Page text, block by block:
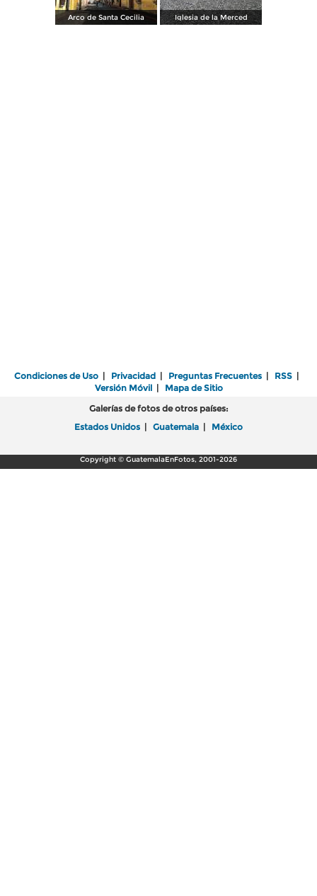
Arco de Santa Cecilia Iglesia de la Merced
Condiciones de Uso | Privacidad | Preguntas Frecuentes | RSS |
Versión Móvil| Mapa de Sitio
Galerías de fotos de otros países:
Estados Unidos | Guatemala | México
Copyright © GuatemalaEnFotos, 2001-2026